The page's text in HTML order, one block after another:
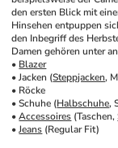
den ersten Blick mit
Hinsehen entpuppen
den Inbegriff des
Damen gehören unter
• Blazer
• Jacken (Steppjacken,
• Röcke
• Schuhe (Halbschuhe,
• Accessoires (Taschen,
• Jeans (Regular Fit)